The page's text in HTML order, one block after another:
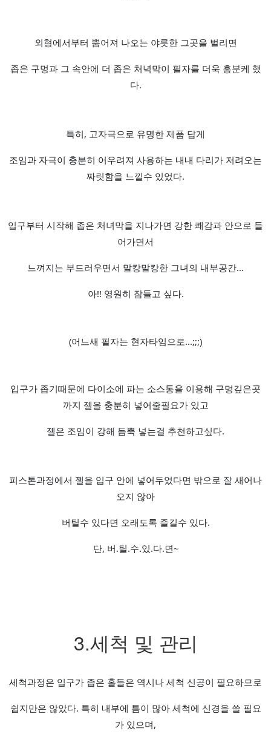
외형에서부터 뿜어져 나오는 야릇한 그곳을 벌리면
좁은 구멍과 그 속안에 더 좁은 처녁막이 필자를 더욱 흥분케 했
다.
특히, 고자극으로 유명한 제품 답게
조임과 자극이 충분히 어우려져 사용하는 내내 다리가 저려오는
짜릿함을 느낄수 있었다.
입구부터 시작해 좁은 처녀막을 지나가면 강한 쾌감과 안으로 들
어가면서
느껴지는 부드러우면서 말캉말캉한 그녀의 내부공간...
아!! 영원히 잠들고 싶다.
(어느새 필자는 현자타임으로...;;;)
입구가 좁기때문에 다이소에 파는 소스통을 이용해 구멍깊은곳
까지 젤을 충분히 넣어줄필요가 있고
젤은 조임이 강해 듬뿍 넣는걸 추천하고싶다.
피스톤과정에서 젤을 입구 안에 넣어두었다면 밖으로 잘 새어나
오지 않아
버틸수 있다면 오래도록 즐길수 있다.
단, 버.틸.수.있.다.면~
3.세척 및 관리
세척과정은 입구가 좁은 홀들은 역시나 세척 신공이 필요하므로
쉽지만은 않았다. 특히 내부에 틈이 많아 세척에 신경을 쓸 필요
가 있으며,